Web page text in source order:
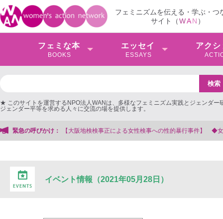
フェミニズムを伝える・学ぶ・つ
サイト（WAN ）
フェミな本
BOOKS
エッセイ
ESSAYS
アクシ
★ このサイトを運営するNPO法人WANは、多様なフェミニズム実践とジェンダー
ジェンダー平等を求める人々に交流の場を提供します。
緊急の呼びかけ：
【大阪地検検事正による女性検事への性的暴行事件】 ◆女性検事を支援する
イベント情報（2021年05月28日）